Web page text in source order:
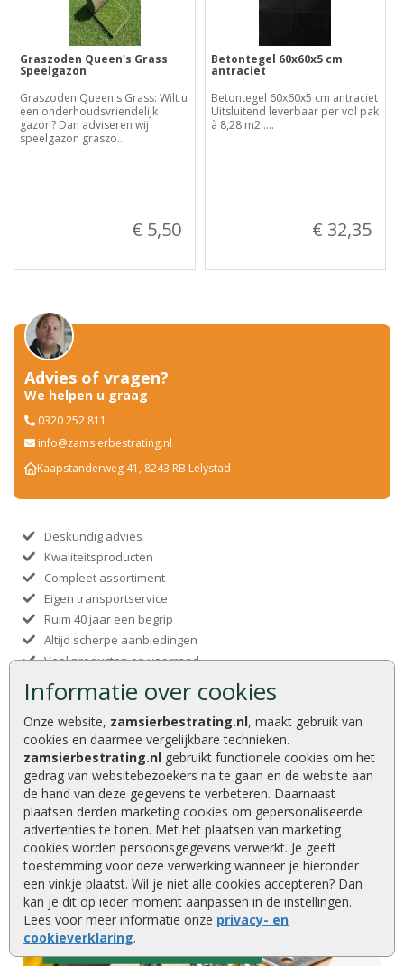
Informatie over cookies
Onze website, zamsierbestrating.nl, maakt gebruik van
cookies en daarmee vergelijkbare technieken.
zamsierbestrating.nl gebruikt functionele cookies om het
gedrag van websitebezoekers na te gaan en de website aan
de hand van deze gegevens te verbeteren. Daarnaast
plaatsen derden marketing cookies om gepersonaliseerde
advertenties te tonen. Met het plaatsen van marketing
cookies worden persoonsgegevens verwerkt. Je geeft
toestemming voor deze verwerking wanneer je hieronder
een vinkje plaatst. Wil je niet alle cookies accepteren? Dan
kan je dit op ieder moment aanpassen in de instellingen.
Lees voor meer informatie onze privacy- en
cookieverklaring.
Graszoden Queen's Grass
Speelgazon
Graszoden Queen's Grass: Wilt u
een onderhoudsvriendelijk
gazon? Dan adviseren wij
speelgazon graszo..
€ 5,50
Betontegel 60x60x5 cm
antraciet
Betontegel 60x60x5 cm antraciet
Uitsluitend leverbaar per vol pak
à 8,28 m2 ....
€ 32,35
Advies of vragen?
We helpen u graag
0320 252 811
info@zamsierbestrating.nl
Kaapstanderweg 41, 8243 RB Lelystad
Deskundig advies
Kwaliteitsproducten
Compleet assortiment
Eigen transportservice
Ruim 40 jaar een begrip
Altijd scherpe aanbiedingen
Veel producten op voorraad
Tuinaanleg van A tot Z